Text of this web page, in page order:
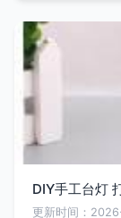
DIY手工台灯
更新时间：